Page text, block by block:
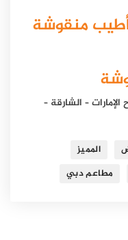
منقوشة
الإمارات – الشارقة –
المميز
مطاعم دبي